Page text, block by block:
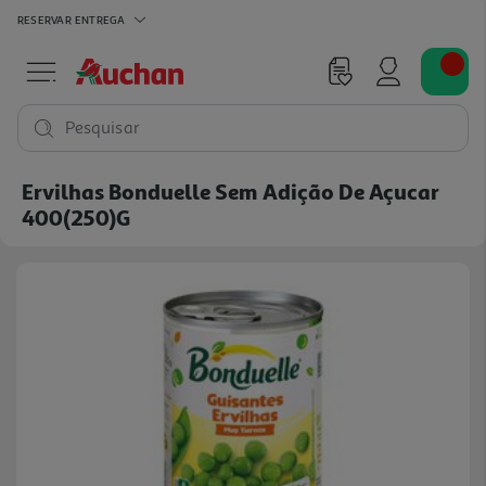
RESERVAR ENTREGA
Pesquisar
Ervilhas Bonduelle Sem Adição De Açucar
400(250)g